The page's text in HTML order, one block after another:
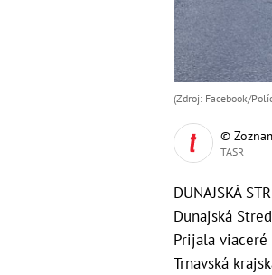
(Zdroj: Facebook/
©
TASR
DUNAJSKÁ
Dunajská
Prijala
Trnavská